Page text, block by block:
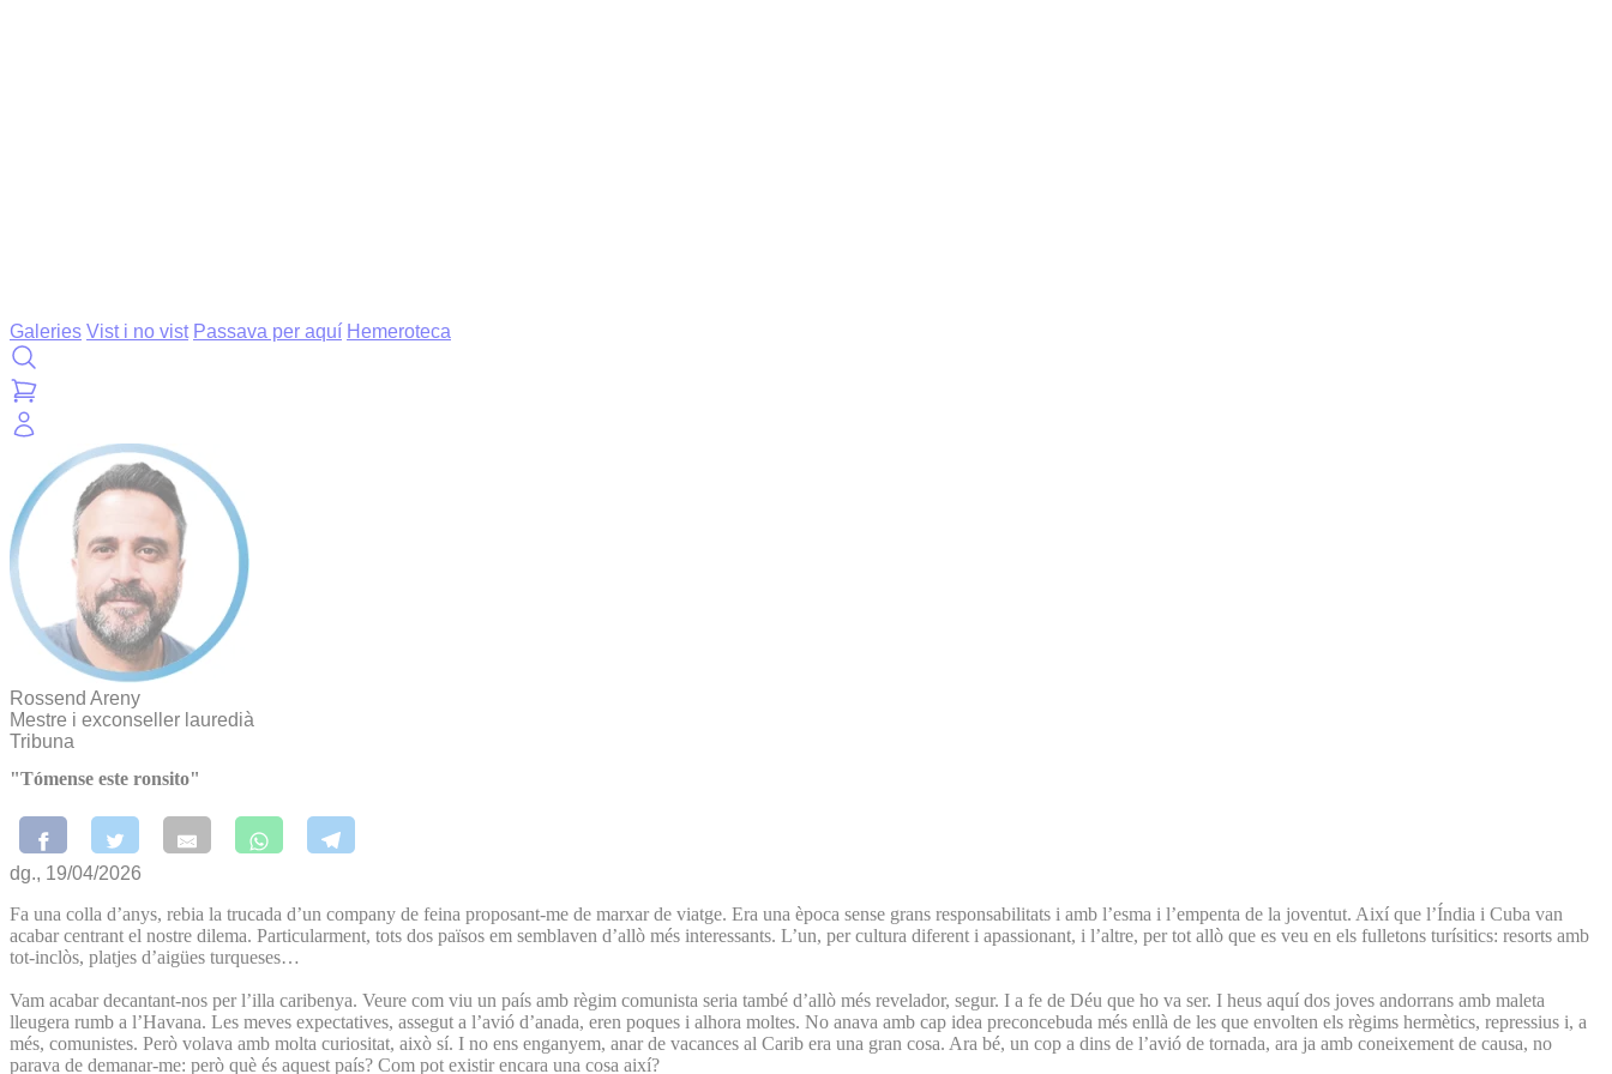
Galeries Vist i no vist Passava per aquí Hemeroteca
Rossend Areny
Mestre i exconseller lauredià
Tribuna
"Tómense este ronsito"
dg., 19/04/2026
Fa una colla d’anys, rebia la trucada d’un company de feina proposant-me de marxar de viatge. Era una època sense grans responsabilitats i amb l’esma i l’empenta de la joventut. Així que l’Índia i Cuba van
acabar centrant el nostre dilema. Particularment, tots dos països em semblaven d’allò més interessants. L’un, per cultura diferent i apassionant, i l’altre, per tot allò que es veu en els fulletons turísitics: resorts amb
tot-inclòs, platjes d’aigües turqueses…
Vam acabar decantant-nos per l’illa caribenya. Veure com viu un país amb règim comunista seria també d’allò més revelador, segur. I a fe de Déu que ho va ser. I heus aquí dos joves andorrans amb maleta
lleugera rumb a l’Havana. Les meves expectatives, assegut a l’avió d’anada, eren poques i alhora moltes. No anava amb cap idea preconcebuda més enllà de les que envolten els règims hermètics, repressius i, a
més, comunistes. Però volava amb molta curiositat, això sí. I no ens enganyem, anar de vacances al Carib era una gran cosa. Ara bé, un cop a dins de l’avió de tornada, ara ja amb coneixement de causa, no
parava de demanar-me: però què és aquest país? Com pot existir encara una cosa així?